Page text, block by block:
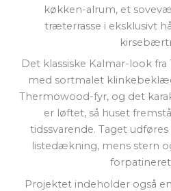
køkken-alrum, et
træterrasse i eksklusivt
Det klassiske Kalmar-look
med sortmalet
Thermowood-fyr, og det
er løftet, så huset
tidssvarende. Taget
listedækning, mens stern
Projektet indeholder også